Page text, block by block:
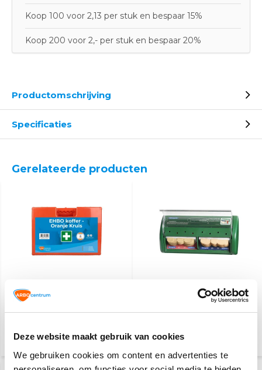
Deze website maakt gebruik van cookies
We gebruiken cookies om content en advertenties te
Koop 100 voor 2,13 per stuk en bespaar 15%
Koop 200 voor 2,- per stuk en bespaar 20%
Productomschrijving
Specificaties
Gerelateerde producten
Kruis
46,95
(51,18 Incl. btw)
Pleisterdispenser
23,50
(25,62 Incl. btw)